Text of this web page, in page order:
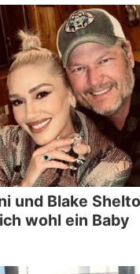
und Blake
wohl ein Baby